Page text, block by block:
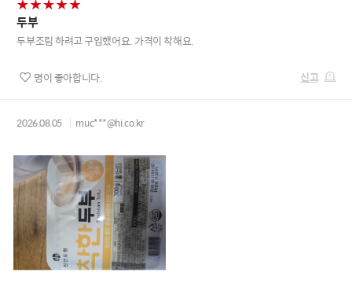
두부
두부조림 하려고 구입했어요. 가격이 착해요.
명이 좋아합니다. 신고
2026.08.05 muc***@hi.co.kr